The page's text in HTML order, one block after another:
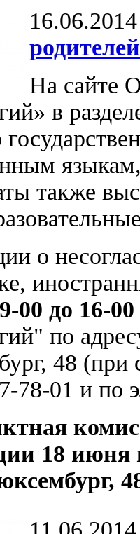
16.06.2014
На сайте
в
также
о
00 до 16-00
по
48 (при
78-01 и по
18 июня